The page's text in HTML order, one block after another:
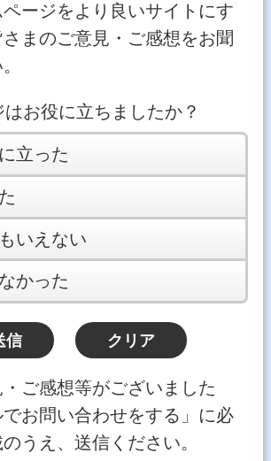
ージをより良いサイトにす
まのご意見・ご感想をお聞
お役に立ちましたか？
立った
いえない
かった
ご感想等がございました
お問い合わせをする」に必
うえ、送信ください。